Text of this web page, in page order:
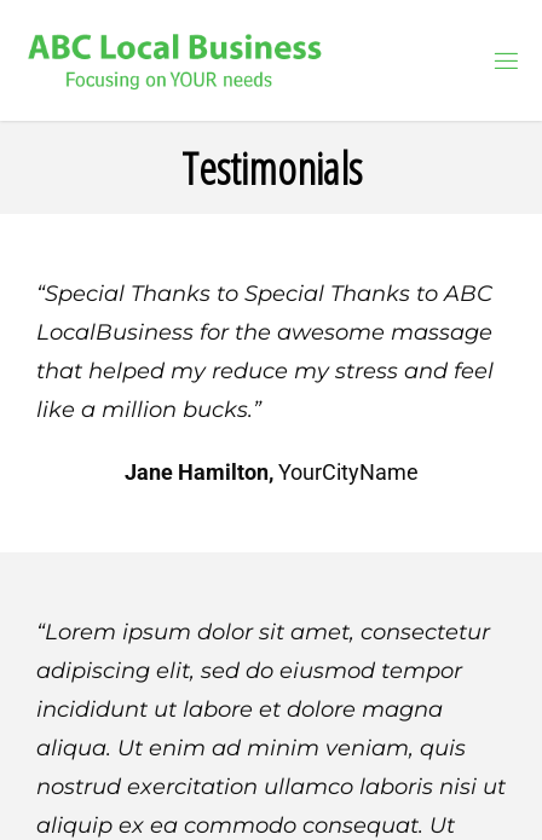
Testimonials
“Special Thanks to Special Thanks to ABC
LocalBusiness for the awesome massage
that helped my reduce my stress and feel
like a million bucks.”
Jane Hamilton,YourCityName
“Lorem ipsum dolor sit amet, consectetur
adipiscing elit, sed do eiusmod tempor
incididunt ut labore et dolore magna
aliqua. Ut enim ad minim veniam, quis
nostrud exercitation ullamco laboris nisi ut
aliquip ex ea commodo consequat. Ut